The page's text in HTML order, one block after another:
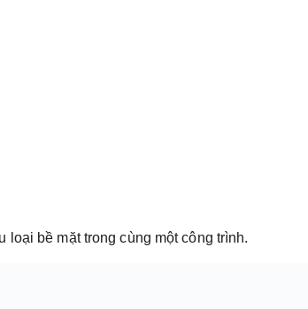
loại bề mặt trong cùng một công trình.